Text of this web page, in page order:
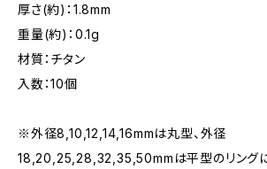
厚さ(約)：1.8mm
重量(約)：0.1g
材質：チタン
入数：10個
※外径8,10,12,14,16mmは丸型、外径
18,20,25,28,32,35,50mmは平型のリングに